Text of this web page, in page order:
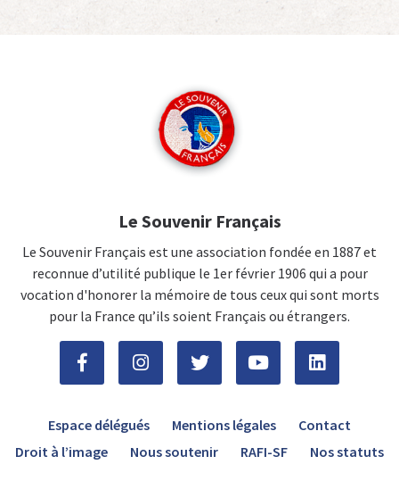
Le Souvenir Français
Le Souvenir Français est une association fondée en 1887 et
reconnue d’utilité publique le 1er février 1906 qui a pour
vocation d'honorer la mémoire de tous ceux qui sont morts
pour la France qu’ils soient Français ou étrangers.
Espace délégués Mentions légales
Contact
Droit à l’image
Nous soutenir RAFI-SF Nos statuts